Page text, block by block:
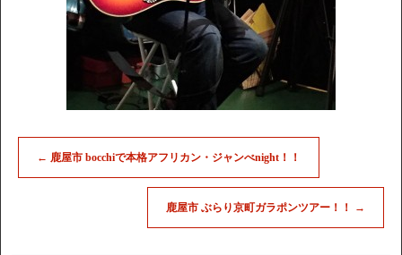
← 鹿屋市 bocchiで本格アフリカン・ジャンべnight！！
鹿屋市 ぶらり京町ガラポンツアー！！ →